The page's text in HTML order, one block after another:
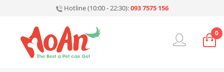
Hotline (10:00 - 22:30):093 7575 156
0